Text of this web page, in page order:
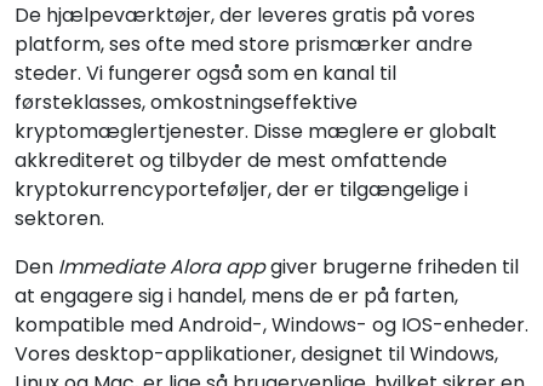
De hjælpeværktøjer, der leveres gratis på vores
platform, ses ofte med store prismærker andre
steder. Vi fungerer også som en kanal til
førsteklasses, omkostningseffektive
kryptomæglertjenester. Disse mæglere er globalt
akkrediteret og tilbyder de mest omfattende
kryptokurrencyporteføljer, der er tilgængelige i
sektoren.
Den Immediate Alora appgiver brugerne friheden til
at engagere sig i handel, mens de er på farten,
kompatible med Android-, Windows- og IOS-enheder.
Vores desktop-applikationer, designet til Windows,